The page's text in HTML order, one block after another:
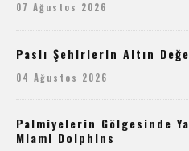
07 Ağustos 2026
Paslı Şehirlerin Altın
04 Ağustos 2026
Palmiyelerin Gölgesinde
Miami Dolphins